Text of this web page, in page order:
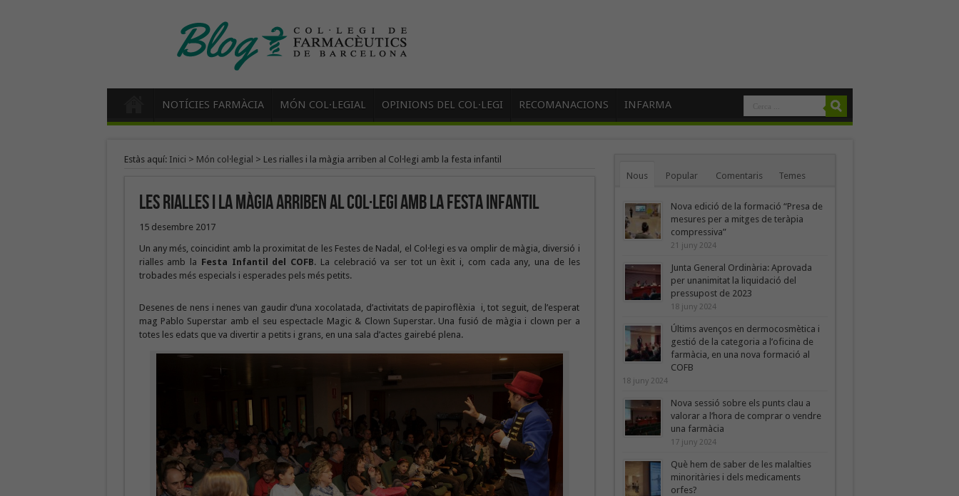
NOTÍCIES FARMÀCIA MÓN COL·LEGIAL OPINIONS DEL COL·LEGI RECOMANACIONS INFARMA
Estàs aquí: Inici > Món col·legial > Les rialles i la màgia arriben al Col·legi amb la festa infantil
Les rialles i la màgia arriben al Col·legi amb la festa infantil
15 desembre 2017
Un any més, coincidint amb la proximitat de les Festes de Nadal, el Col·legi es va omplir de màgia, diversió i
rialles amb la Festa Infantil del COFB. La celebració va ser tot un èxit i, com cada any, una de les
trobades més especials i esperades pels més petits.
Desenes de nens i nenes van gaudir d’una xocolatada, d’activitats de papiroflèxia i, tot seguit, de l’esperat
mag Pablo Superstar amb el seu espectacle Magic & Clown Superstar. Una fusió de màgia i clown per a
totes les edats que va divertir a petits i grans, en una sala d’actes gairebé plena.
Nous Popular Comentaris Temes
Nova edició de la formació “Presa de
mesures per a mitges de teràpia
compressiva”
21 juny 2024
Junta General Ordinària: Aprovada
per unanimitat la liquidació del
pressupost de 2023
18 juny 2024
Últims avenços en dermocosmètica i
gestió de la categoria a l’oficina de
farmàcia, en una nova formació al
COFB
18 juny 2024
Nova sessió sobre els punts clau a
valorar a l’hora de comprar o vendre
una farmàcia
17 juny 2024
Què hem de saber de les malalties
minoritàries i dels medicaments
orfes?